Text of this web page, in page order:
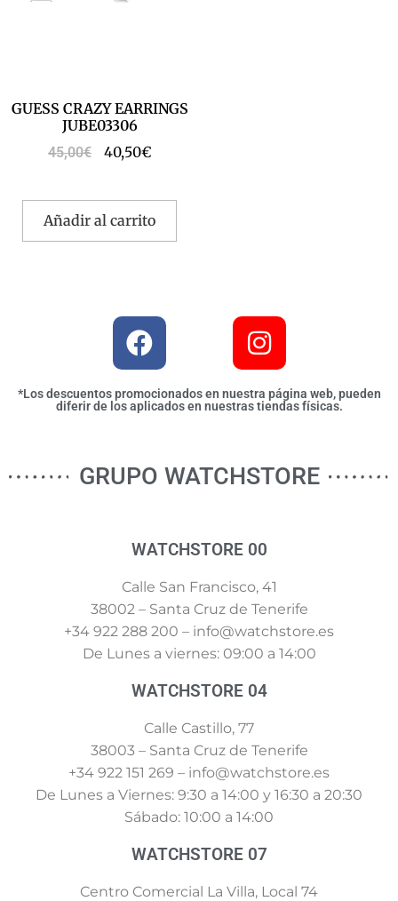
GUESS CRAZY EARRINGS
JUBE03306
45,00€ 40,50€
Añadir al carrito
*Los descuentos promocionados en nuestra página web, pueden
diferir de los aplicados en nuestras tiendas físicas.
GRUPO WATCHSTORE
WATCHSTORE 00
Calle San Francisco, 41
38002 – Santa Cruz de Tenerife
+34 922 288 200 – info@watchstore.es
De Lunes a viernes: 09:00 a 14:00
WATCHSTORE 04
Calle Castillo, 77
38003 – Santa Cruz de Tenerife
+34 922 151 269 – info@watchstore.es
De Lunes a Viernes: 9:30 a 14:00 y 16:30 a 20:30
Sábado: 10:00 a 14:00
WATCHSTORE 07
Centro Comercial La Villa, Local 74